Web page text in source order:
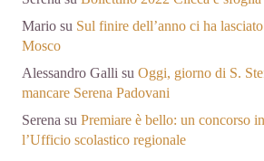
Mario su Sul finire dell’anno ci ha
Mosco
Alessandro Galli su Oggi, giorno di S.
mancare Serena Padovani
Serena su Premiare è bello: un concorso
l’Ufficio scolastico regionale